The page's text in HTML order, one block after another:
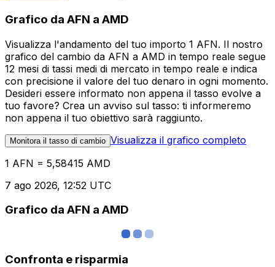
Grafico da AFN a AMD
Visualizza l'andamento del tuo importo 1 AFN. Il nostro
grafico del cambio da AFN a AMD in tempo reale segue
12 mesi di tassi medi di mercato in tempo reale e indica
con precisione il valore del tuo denaro in ogni momento.
Desideri essere informato non appena il tasso evolve a
tuo favore? Crea un avviso sul tasso: ti informeremo
non appena il tuo obiettivo sarà raggiunto.
Monitora il tasso di cambio Visualizza il grafico completo
1 AFN = 5,58415 AMD
7 ago 2026, 12:52 UTC
Grafico da AFN a AMD
Confronta e risparmia